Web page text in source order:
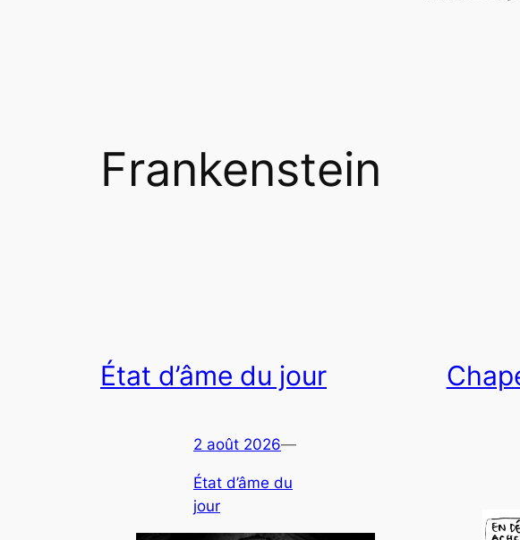
Frankenstein
État d’âme du jour
2 août 2026—
État d’âme du
jour